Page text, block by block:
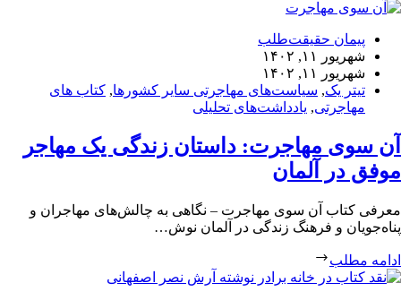
پیمان حقیقت‌طلب
شهریور ۱۱, ۱۴۰۲
شهریور ۱۱, ۱۴۰۲
تیتر یک, سیاست‌های مهاجرتی سایر کشورها, کتاب های
مهاجرتی, یادداشت‌های تحلیلی
آن سوی مهاجرت: داستان زندگی یک مهاجر
موفق در آلمان
معرفی کتاب آن سوی مهاجرت – نگاهی به چالش‌های مهاجران و
پناه‌جویان و فرهنگ زندگی در آلمان نوش…
ادامه مطلب